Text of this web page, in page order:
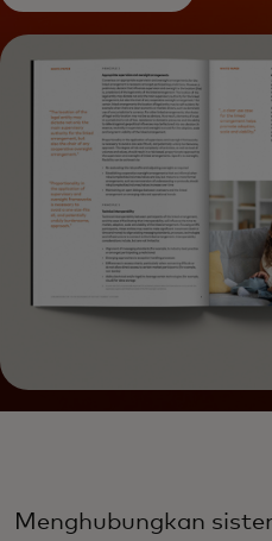
Menghubungkan